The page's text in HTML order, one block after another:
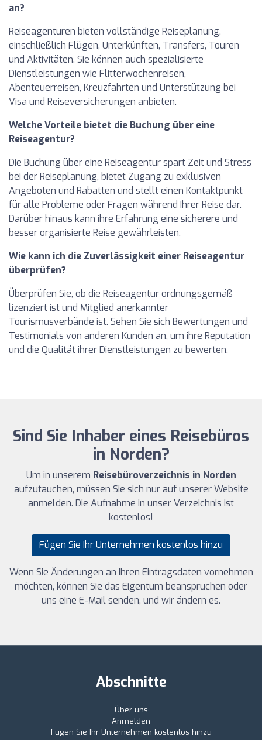
an?
Reiseagenturen bieten vollständige Reiseplanung,
einschließlich Flügen, Unterkünften, Transfers, Touren
und Aktivitäten. Sie können auch spezialisierte
Dienstleistungen wie Flitterwochenreisen,
Abenteuerreisen, Kreuzfahrten und Unterstützung bei
Visa und Reiseversicherungen anbieten.
Welche Vorteile bietet die Buchung über eine
Reiseagentur?
Die Buchung über eine Reiseagentur spart Zeit und Stress
bei der Reiseplanung, bietet Zugang zu exklusiven
Angeboten und Rabatten und stellt einen Kontaktpunkt
für alle Probleme oder Fragen während Ihrer Reise dar.
Darüber hinaus kann ihre Erfahrung eine sicherere und
besser organisierte Reise gewährleisten.
Wie kann ich die Zuverlässigkeit einer Reiseagentur
überprüfen?
Überprüfen Sie, ob die Reiseagentur ordnungsgemäß
lizenziert ist und Mitglied anerkannter
Tourismusverbände ist. Sehen Sie sich Bewertungen und
Testimonials von anderen Kunden an, um ihre Reputation
und die Qualität ihrer Dienstleistungen zu bewerten.
Sind Sie Inhaber eines Reisebüros
in Norden?
Um in unserem Reisebüroverzeichnis in Norden
aufzutauchen, müssen Sie sich nur auf unserer Website
anmelden. Die Aufnahme in unser Verzeichnis ist
kostenlos!
Fügen Sie Ihr Unternehmen kostenlos hinzu
Wenn Sie Änderungen an Ihren Eintragsdaten vornehmen
möchten, können Sie das Eigentum beanspruchen oder
uns eine E-Mail senden, und wir ändern es.
Abschnitte
Über uns
Anmelden
Fügen Sie Ihr Unternehmen kostenlos hinzu